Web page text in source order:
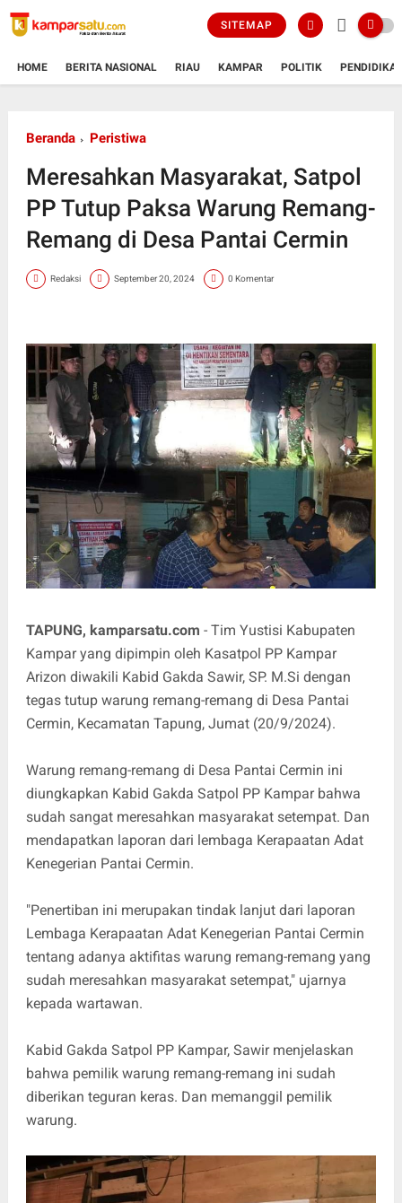
SITEMAP
HOME BERITA NASIONAL RIAU KAMPAR POLITIK
Beranda Peristiwa
Meresahkan Masyarakat, Satpol
PP Tutup Paksa Warung Remang-
Remang di Desa Pantai Cermin
Redaksi September 20, 2024 0 Komentar
TAPUNG, kamparsatu.com - Tim Yustisi Kabupaten
Kampar yang dipimpin oleh Kasatpol PP Kampar
Arizon diwakili Kabid Gakda Sawir, SP. M.Si dengan
tegas tutup warung remang-remang di Desa Pantai
Cermin, Kecamatan Tapung, Jumat (20/9/2024).
Warung remang-remang di Desa Pantai Cermin ini
diungkapkan Kabid Gakda Satpol PP Kampar bahwa
sudah sangat meresahkan masyarakat setempat. Dan
mendapatkan laporan dari lembaga Kerapaatan Adat
Kenegerian Pantai Cermin.
"Penertiban ini merupakan tindak lanjut dari laporan
Lembaga Kerapaatan Adat Kenegerian Pantai Cermin
tentang adanya aktifitas warung remang-remang yang
sudah meresahkan masyarakat setempat," ujarnya
kepada wartawan.
Kabid Gakda Satpol PP Kampar, Sawir menjelaskan
bahwa pemilik warung remang-remang ini sudah
diberikan teguran keras. Dan memanggil pemilik
warung.